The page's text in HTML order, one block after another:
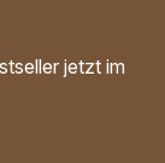
jetzt im